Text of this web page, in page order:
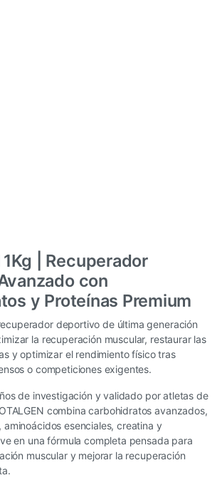
1Kg | Recuperador
con
y Proteínas Premium
deportivo de última generación
la recuperación muscular, restaurar las
y optimizar el rendimiento físico tras
o competiciones exigentes.
de investigación y validado por atletas de
combina carbohidratos avanzados,
aminoácidos esenciales, creatina y
en una fórmula completa pensada para
muscular y mejorar la recuperación